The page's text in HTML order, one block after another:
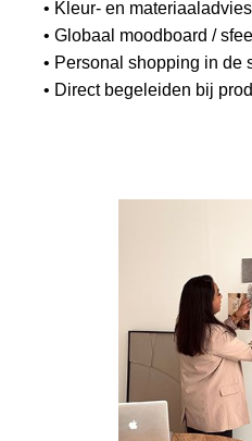
• Kleur- en materiaaladvies
• Globaal moodboard /
• Personal shopping in de
• Direct begeleiden bij